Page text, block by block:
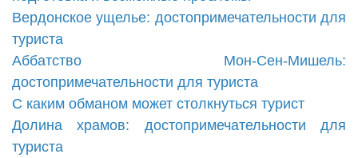
Вердонское ущелье: достопримечательности для
туриста
Аббатство Мон-Сен-Мишель:
достопримечательности для туриста
С каким обманом может столкнуться турист
Долина храмов: достопримечательности для
туриста